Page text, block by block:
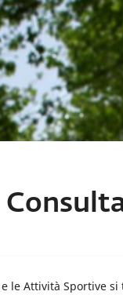
le Attività Sportive si